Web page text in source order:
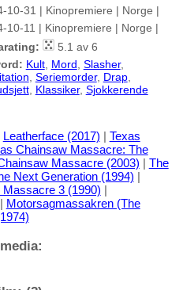
10-31 | Kinopremiere | Norge |
10-11 | Kinopremiere | Norge |
5.1 av 6
Kult, Mord Slasher,
Seriemorder, Drap,
, Klassiker, Sjokkerende
Leatherface (2017) | Texas
Chainsaw Massacre: The
Massacre (2003) | The
Next Generation (1994) |
3 (1990) |
| Motorsagmassakren (The